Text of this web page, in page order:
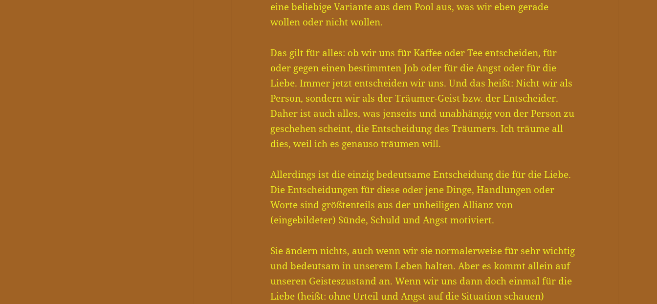
eine beliebige Variante aus dem Pool aus, was wir eben gerade
wollen oder nicht wollen.
Das gilt für alles: ob wir uns für Kaffee oder Tee entscheiden, für
oder gegen einen bestimmten Job oder für die Angst oder für die
Liebe. Immer jetzt entscheiden wir uns. Und das heißt: Nicht wir als
Person, sondern wir als der Träumer-Geist bzw. der Entscheider.
Daher ist auch alles, was jenseits und unabhängig von der Person zu
geschehen scheint, die Entscheidung des Träumers. Ich träume all
dies, weil ich es genauso träumen will.
Allerdings ist die einzig bedeutsame Entscheidung die für die Liebe.
Die Entscheidungen für diese oder jene Dinge, Handlungen oder
Worte sind größtenteils aus der unheiligen Allianz von
(eingebildeter) Sünde, Schuld und Angst motiviert.
Sie ändern nichts, auch wenn wir sie normalerweise für sehr wichtig
und bedeutsam in unserem Leben halten. Aber es kommt allein auf
unseren Geisteszustand an. Wenn wir uns dann doch einmal für die
Liebe (heißt: ohne Urteil und Angst auf die Situation schauen)